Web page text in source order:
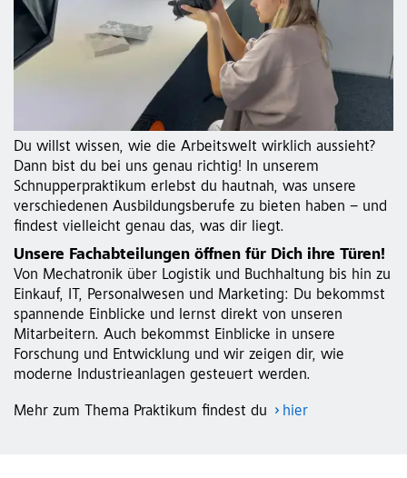
Du willst wissen, wie die Arbeitswelt wirklich aussieht?
Dann bist du bei uns genau richtig! In unserem
Schnupperpraktikum erlebst du hautnah, was unsere
verschiedenen Ausbildungsberufe zu bieten haben – und
findest vielleicht genau das, was dir liegt.
Unsere Fachabteilungen öffnen für Dich ihre Türen!
Von Mechatronik über Logistik und Buchhaltung bis hin zu
Einkauf, IT, Personalwesen und Marketing: Du bekommst
spannende Einblicke und lernst direkt von unseren
Mitarbeitern. Auch bekommst Einblicke in unsere
Forschung und Entwicklung und wir zeigen dir, wie
moderne Industrieanlagen gesteuert werden.
Mehr zum Thema Praktikum findest du hier